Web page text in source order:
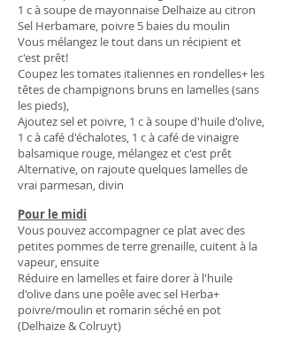
1 c à soupe de mayonnaise Delhaize au citron
Sel Herbamare, poivre 5 baies du moulin
Vous mélangez le tout dans un récipient et
c'est prêt!
Coupez les tomates italiennes en rondelles+ les
têtes de champignons bruns en lamelles (sans
les pieds),
Ajoutez sel et poivre, 1 c à soupe d'huile d'olive,
1 c à café d'échalotes, 1 c à café de vinaigre
balsamique rouge, mélangez et c'est prêt
Alternative, on rajoute quelques lamelles de
vrai parmesan, divin
Pour le midi
Vous pouvez accompagner ce plat avec des
petites pommes de terre grenaille, cuitent à la
vapeur, ensuite
Réduire en lamelles et faire dorer à l'huile
d'olive dans une poêle avec sel Herba+
poivre/moulin et romarin séché en pot
(Delhaize & Colruyt)